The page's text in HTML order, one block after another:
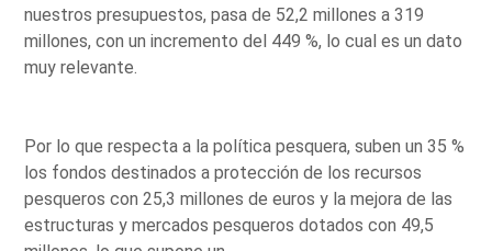
nuestros presupuestos, pasa de 52,2 millones a 319
millones, con un incremento del 449 %, lo cual es un dato
muy relevante.
Por lo que respecta a la política pesquera, suben un 35 %
los fondos destinados a protección de los recursos
pesqueros con 25,3 millones de euros y la mejora de las
estructuras y mercados pesqueros dotados con 49,5